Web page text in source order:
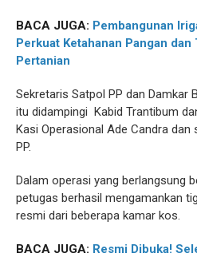
BACA JUGA: Pembangunan
Perkuat Ketahanan Pangan
Pertanian
Sekretaris Satpol PP dan Damkar
itu didampingi Kabid Trantibum
Kasi Operasional Ade Candra
PP.
Dalam operasi yang berlangsung
petugas berhasil mengamankan
resmi dari beberapa kamar kos.
BACA JUGA: Resmi Dibuka!